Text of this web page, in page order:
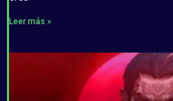
Leer más »